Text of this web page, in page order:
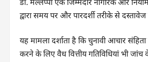
द्वारा समय पर और पारदर्शी तरीके से
यह मामला दर्शाता है कि चुनावी आचार
करने के लिए वैध वित्तीय गतिविधियां भी